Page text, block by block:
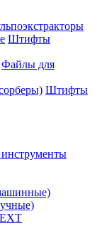
Штифты
Файлы для
Штифты